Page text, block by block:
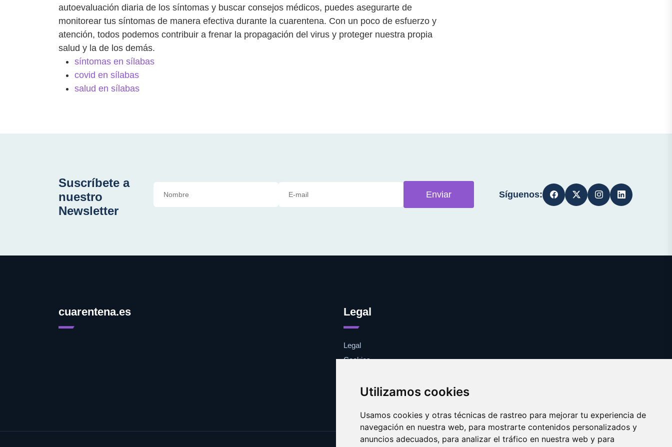
Utilizamos cookies
Usamos cookies y otras técnicas de rastreo para mejorar tu experiencia de
navegación en nuestra web, para mostrarte contenidos personalizados y
anuncios adecuados, para analizar el tráfico en nuestra web y para
autoevaluación diaria de los síntomas y buscar consejos médicos, puedes asegurarte de
monitorear tus síntomas de manera efectiva durante la cuarentena. Con un poco de esfuerzo y
atención, todos podemos contribuir a frenar la propagación del virus y proteger nuestra propia
salud y la de los demás.
síntomas en sílabas
covid en sílabas
salud en sílabas
Suscríbete a
nuestro
Newsletter
Enviar Síguenos:
cuarentena.es Legal
Legal
Cookies